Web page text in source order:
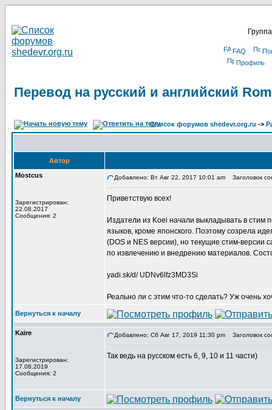
FAQ
Профиль
Перевод на русский и английский
Список форумов shedevr.org.ru ->
Автор
Mostcus
Зарегистрирован:
22.08.2017
Сообщения: 2
Добавлено: Вт Авг 22, 2017 10:01 am Заголовок
Приветствую всех!
Издатели из Koei начали выкладывать в стим
языков, кроме японского. Поэтому созрела
(DOS и NES версии), но текущие стим-версии
по извлечению и внедрению материалов.
yadi.sk/d/ UDNv6lfz3MD3Si
Реально ли с этим что-то сделать? Уж очень
Вернуться к началу
Kaire
Зарегистрирован:
17.08.2019
Сообщения: 2
Добавлено: Сб Авг 17, 2019 11:30 pm Заголовок
Так ведь на русском есть 6, 9, 10 и 11 части)
Вернуться к началу